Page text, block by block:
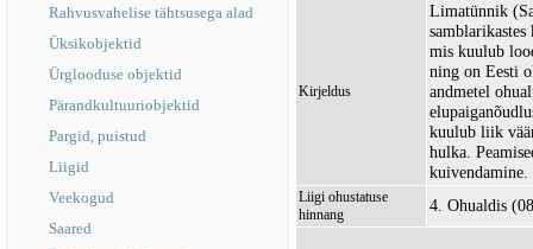
Rahvusvahelise tähtsusega alad
Üksikobjektid
Ürglooduse objektid
Pärandkultuuriobjektid
Pargid, puistud
Liigid
Veekogud
Saared
Kirjeldus
Limatünnik
mis kuulub
ning on Eesti
andmetel
kuulub liik
hulka.
kuivendamine.
Liigi ohustatuse
hinnang
4. Ohualdis